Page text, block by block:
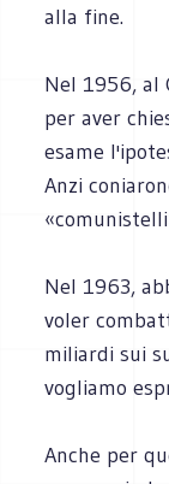
alla fine.
Nel 1956, al
per aver
esame
Anzi
Nel 1963,
voler
miliardi sui
vogliamo
Anche per